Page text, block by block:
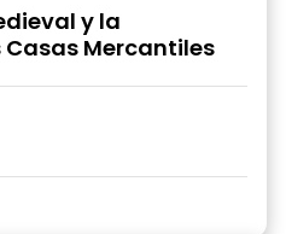
y la
Mercantiles